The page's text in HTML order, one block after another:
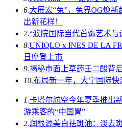
6.大展宏“兔”，兔界OG焕
出新花样！
7.“濮院国际当代首饰艺术
8.UNIQLO x INES DE LA
日摩登上市
9.揭秘市面上草药壬二酸背
10.布局新一年，大宁国际快
1.卡塔尔航空今年夏季推出
游乘客的“中国胃”
2.润根源美白祛斑油：淡去